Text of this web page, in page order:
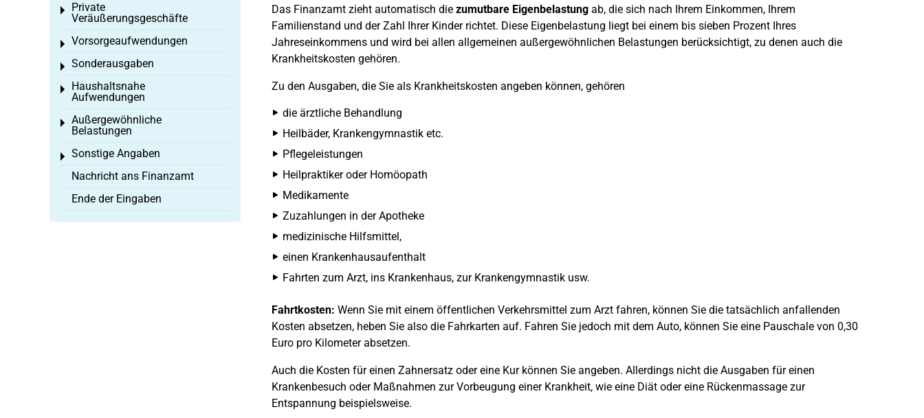
Das Finanzamt zieht automatisch die zumutbare Eigenbelastungab, die sich nach Ihrem Einkommen, Ihrem
Familienstand und der Zahl Ihrer Kinder richtet. Diese Eigenbelastung liegt bei einem bis sieben Prozent Ihres
Jahreseinkommens und wird bei allen allgemeinen außergewöhnlichen Belastungen berücksichtigt, zu denen auch die
Krankheitskosten gehören.
Zu den Ausgaben, die Sie als Krankheitskosten angeben können, gehören
die ärztliche Behandlung
Heilbäder, Krankengymnastik etc.
Pflegeleistungen
Heilpraktiker oder Homöopath
Medikamente
Zuzahlungen in der Apotheke
medizinische Hilfsmittel,
einen Krankenhausaufenthalt
Fahrten zum Arzt, ins Krankenhaus, zur Krankengymnastik usw.
Fahrtkosten: Wenn Sie mit einem öffentlichen Verkehrsmittel zum Arzt fahren, können Sie die tatsächlich anfallenden
Kosten absetzen, heben Sie also die Fahrkarten auf. Fahren Sie jedoch mit dem Auto, können Sie eine Pauschale von 0,30
Euro pro Kilometer absetzen.
Auch die Kosten für einen Zahnersatz oder eine Kur können Sie angeben. Allerdings nicht die Ausgaben für einen
Krankenbesuch oder Maßnahmen zur Vorbeugung einer Krankheit, wie eine Diät oder eine Rückenmassage zur
Entspannung beispielsweise.
Private
Veräußerungsgeschäfte
Toggle menu
Vorsorgeaufwendungen
Toggle menu
Sonderausgaben
Toggle menu
Haushaltsnahe
Aufwendungen
Toggle menu
Außergewöhnliche
Belastungen
Toggle menu
Sonstige Angaben
Toggle menu
Nachricht ans Finanzamt
Ende der Eingaben